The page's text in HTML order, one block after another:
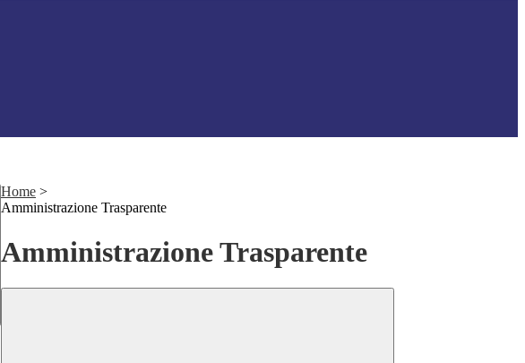
Home >
Amministrazione Trasparente
Amministrazione Trasparente